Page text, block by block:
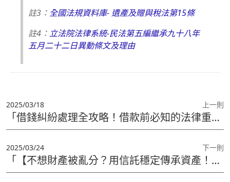
註3： 全國法規資料庫- 遺產及贈與稅法第15條
註4： 立法院法律系統-民法第五編繼承九十八年
五月二十二日異動條文及理由
2025/03/18 上一則
「借錢糾紛處理全攻略！借款前必知的法律重點，保護你的權益」
2025/03/24 下一則
「【不想財產被亂分？用信託穩定傳承資產！】」